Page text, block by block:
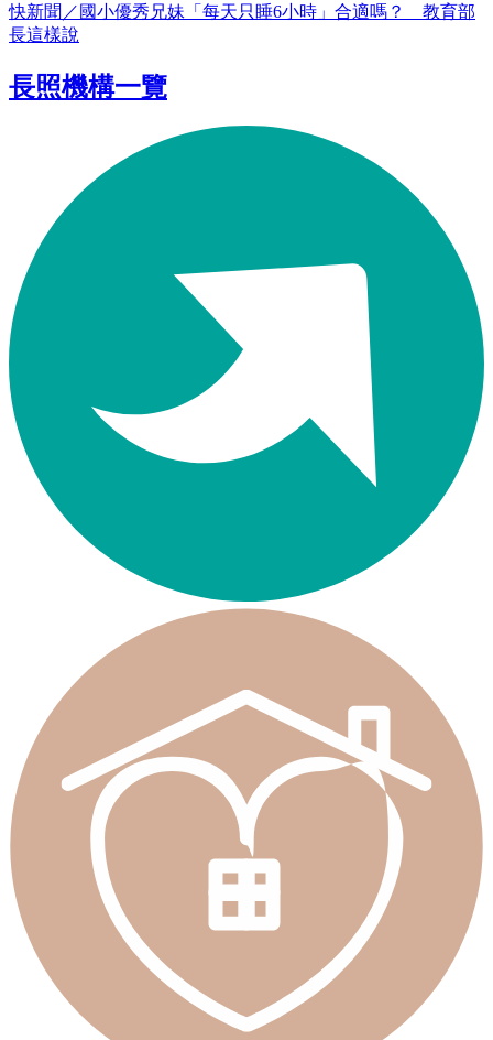
快新聞／國小優秀兄妹「每天只睡6小時」合適嗎？ 教育部
長這樣說
長照機構一覽